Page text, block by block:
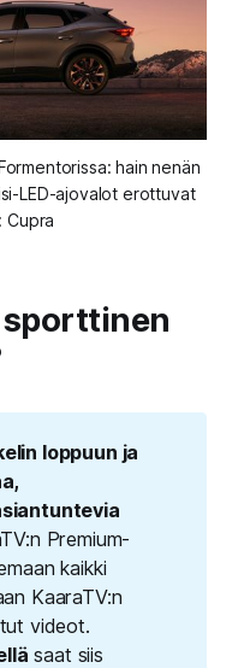
hain nenän
LED-ajovalot erottuvat
Cupra
sporttinen
loppuun ja
Premium-
kaikki
KaaraTV:n
videot.
saat siis